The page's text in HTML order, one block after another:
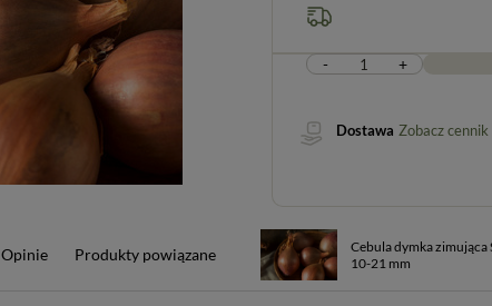
- +
Dostawa Zobacz cennik
Opinie Produkty powiązane
Cebula dymka zimująca
10-21 mm